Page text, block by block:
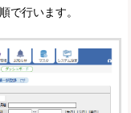
で行います。